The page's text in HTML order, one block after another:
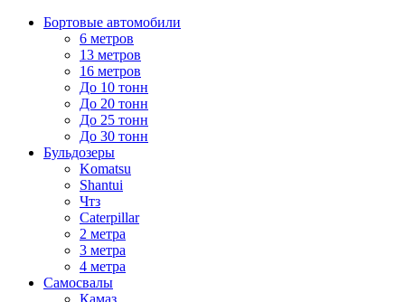
Бортовые автомобили
6 метров
13 метров
16 метров
До 10 тонн
До 20 тонн
До 25 тонн
До 30 тонн
Бульдозеры
Komatsu
Shantui
Чтз
Caterpillar
2 метра
3 метра
4 метра
Самосвалы
Камаз